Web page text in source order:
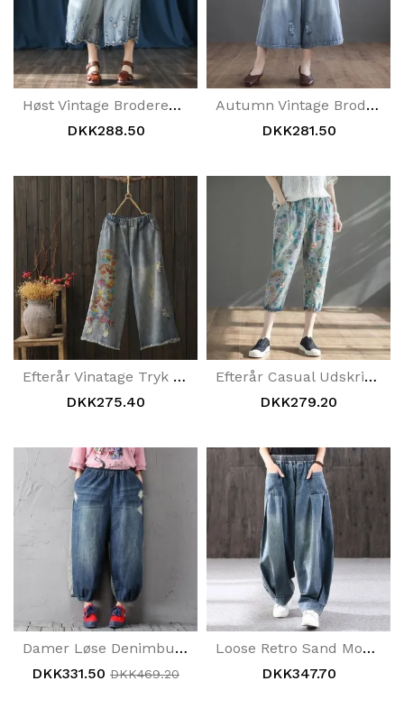
Høst Vintage Broderede Tynde Afslappede Denimbukser Med Brede Ben
DKK288.50
Autumn Vintage Broderede Washed Holes Cropped Denim Bukser
DKK281.50
Efterår Vinatage Tryk Løs Bomuld Denim Jeans Med Brede Ben
DKK275.40
Efterår Casual Udskrivning Løse Retro Jeans Kvinder
DKK279.20
Damer Løse Denimbukser Vasket Huller Syning Forår Efterår
DKK331.50 DKK469.20
Loose Retro Sand Mopping Casual Denimbukser
DKK347.70